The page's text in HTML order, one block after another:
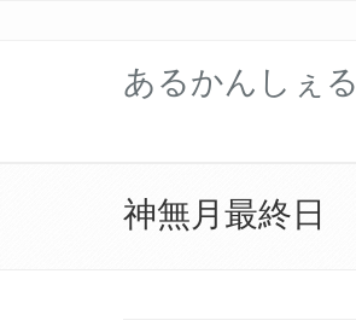
あるかんしぇ
神無月最終日